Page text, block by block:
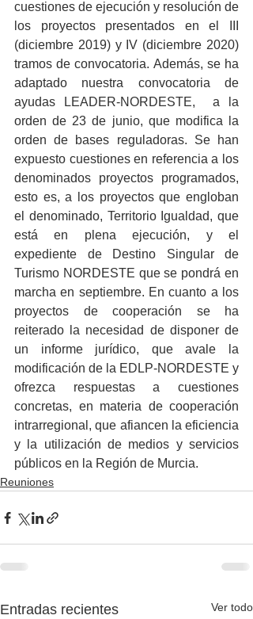
cuestiones de ejecución y resolución de
los proyectos presentados en el III
(diciembre 2019) y IV (diciembre 2020)
tramos de convocatoria. Además, se ha
adaptado nuestra convocatoria de
ayudas LEADER-NORDESTE,  a la
orden de 23 de junio, que modifica la
orden de bases reguladoras. Se han
expuesto cuestiones en referencia a los
denominados proyectos programados,
esto es, a los proyectos que engloban
el denominado, Territorio Igualdad, que
está en plena ejecución, y el
expediente de Destino Singular de
Turismo NORDESTE que se pondrá en
marcha en septiembre. En cuanto a los
proyectos de cooperación se ha
reiterado la necesidad de disponer de
un informe jurídico, que avale la
modificación de la EDLP-NORDESTE y
ofrezca respuestas a cuestiones
concretas, en materia de cooperación
intrarregional, que afiancen la eficiencia
y la utilización de medios y servicios
públicos en la Región de Murcia.
Reuniones
Entradas recientes Ver todo